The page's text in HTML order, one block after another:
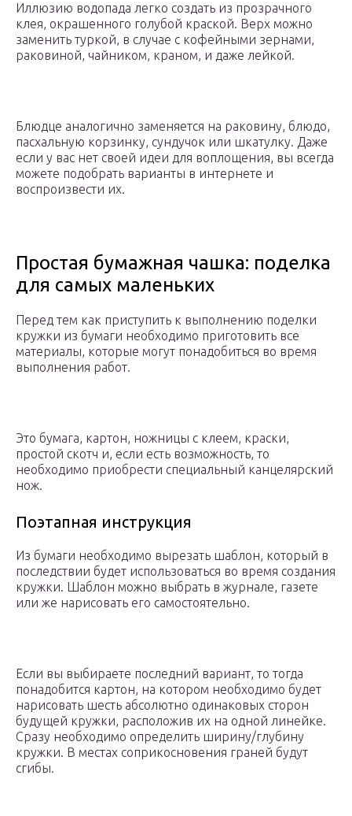
Иллюзию водопада легко создать из прозрачного
клея, окрашенного голубой краской. Верх можно
заменить туркой, в случае с кофейными зернами,
раковиной, чайником, краном, и даже лейкой.
Блюдце аналогично заменяется на раковину, блюдо,
пасхальную корзинку, сундучок или шкатулку. Даже
если у вас нет своей идеи для воплощения, вы всегда
можете подобрать варианты в интернете и
воспроизвести их.
Простая бумажная чашка: поделка
для самых маленьких
Перед тем как приступить к выполнению поделки
кружки из бумаги необходимо приготовить все
материалы, которые могут понадобиться во время
выполнения работ.
Это бумага, картон, ножницы с клеем, краски,
простой скотч и, если есть возможность, то
необходимо приобрести специальный канцелярский
нож.
Поэтапная инструкция
Из бумаги необходимо вырезать шаблон, который в
последствии будет использоваться во время создания
кружки. Шаблон можно выбрать в журнале, газете
или же нарисовать его самостоятельно.
Если вы выбираете последний вариант, то тогда
понадобится картон, на котором необходимо будет
нарисовать шесть абсолютно одинаковых сторон
будущей кружки, расположив их на одной линейке.
Сразу необходимо определить ширину/глубину
кружки. В местах соприкосновения граней будут
сгибы.